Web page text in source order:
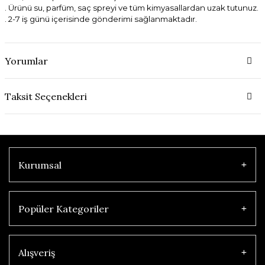
. Ürünü su, parfüm, saç spreyi ve tüm kimyasallardan uzak tutunuz.
. 2-7 iş günü içerisinde gönderimi sağlanmaktadır.
Yorumlar
Taksit Seçenekleri
Kurumsal
Popüler Kategoriler
Alışveriş